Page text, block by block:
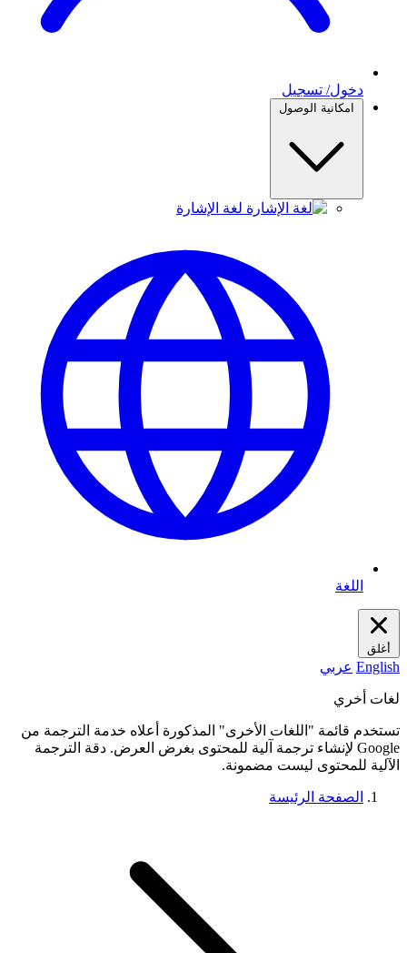
دخول/ تسجيل
امكانية الوصول
لغة الإشارة
اللغة
أغلق
English عربي
لغات أخري
تستخدم قائمة "اللغات الأخرى" المذكورة أعلاه خدمة الترجمة من
Google لإنشاء ترجمة آلية للمحتوى بغرض العرض. دقة الترجمة
الآلية للمحتوى ليست مضمونة.
الصفحة الرئيسة